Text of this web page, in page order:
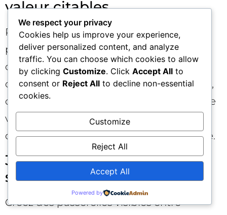
valeur citables
Privilégiez le contenu original : données
propriétaires, méthodes pas-à-pas,
comparatifs impartiaux, démonstrations
concrètes. Misez sur la clarté (titres précis,
chiffres sourcés, visuels annotés) pour que
vos contenus soient aisément repris par
d’autres créateurs et moteurs de réponse.
3) Relier les personnes, pas
seulement les pages
Créez des passerelles visibles entre
We respect your privacy
Cookies help us improve your experience,
deliver personalized content, and analyze
traffic. You can choose which cookies to allow
by clicking Customize. Click Accept All to
consent or Reject All to decline non-essential
cookies.
Customize
Reject All
Accept All
Powered by